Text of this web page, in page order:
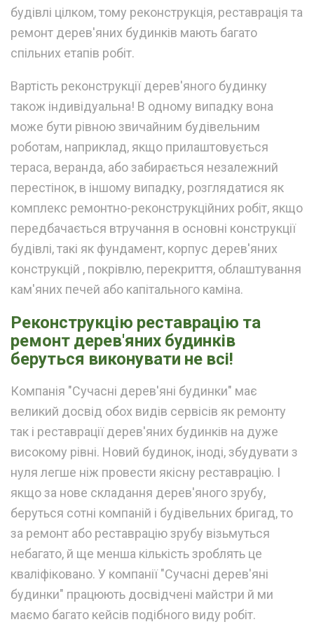
будівлі цілком, тому реконструкція, реставрація та
ремонт дерев'яних будинків мають багато
спільних етапів робіт.
Вартість реконструкції дерев'яного будинку
також індивідуальна! В одному випадку вона
може бути рівною звичайним будівельним
роботам, наприклад, якщо прилаштовується
тераса, веранда, або забирається незалежний
перестінок, в іншому випадку, розглядатися як
комплекс ремонтно-реконструкційних робіт, якщо
передбачається втручання в основні конструкції
будівлі, такі як фундамент, корпус дерев'яних
конструкцій , покрівлю, перекриття, облаштування
кам'яних печей або капітального каміна.
Реконструкцію реставрацію та
ремонт дерев'яних будинків
беруться виконувати не всі!
Компанія "Сучасні дерев'яні будинки" має
великий досвід обох видів сервісів як ремонту
так і реставрації дерев'яних будинків на дуже
високому рівні. Новий будинок, іноді, збудувати з
нуля легше ніж провести якісну реставрацію. І
якщо за нове складання дерев'яного зрубу,
беруться сотні компаній і будівельних бригад, то
за ремонт або реставрацію зрубу візьмуться
небагато, й ще менша кількість зроблять це
кваліфіковано. У компанії "Сучасні дерев'яні
будинки" працюють досвідчені майстри й ми
маємо багато кейсів подібного виду робіт.